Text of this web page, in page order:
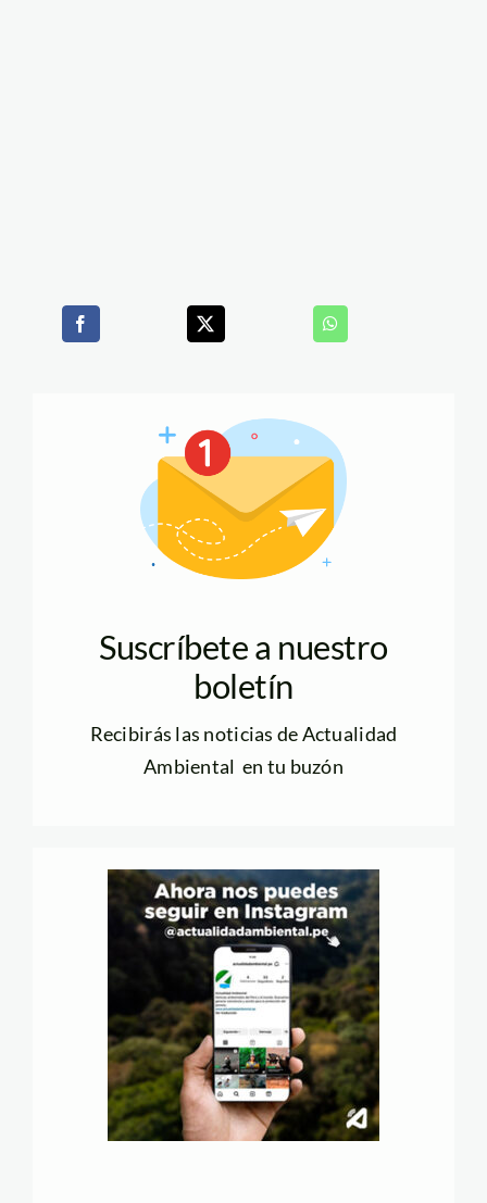
Suscríbete a nuestro
boletín
Recibirás las noticias de Actualidad
Ambiental en tu buzón